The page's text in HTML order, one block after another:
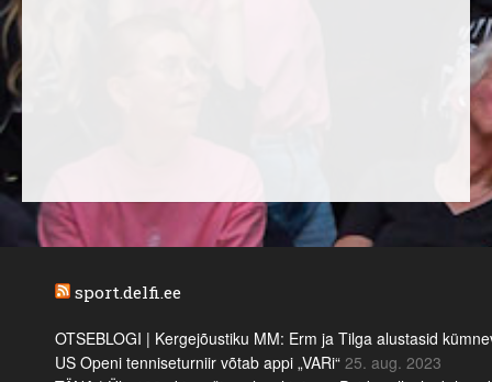
sport.delfi.ee
OTSEBLOGI | Kergejõustiku MM: Erm ja Tilga alustasid
US Openi tenniseturniir võtab appi „VARi“ 25. aug. 2023